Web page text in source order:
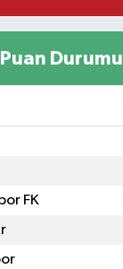
Durumu
FK